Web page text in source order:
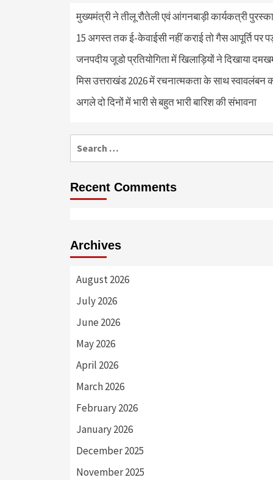
मुख्यमंत्री ने तीलू रौतेली एवं आंगनबाड़ी कार्यकत्री
15 अगस्त तक ई-केवाईसी नहीं कराई तो गैस आपूर्ति पर
जनपदीय जूडो प्रतियोगिता में खिलाड़ियों ने दिखाया
मिस उत्तराखंड 2026 में रचनात्मकता के साथ स्वावलंबन
अगले दो दिनों में भारी से बहुत भारी बारिश की संभावना
for:
Recent Comments
Archives
August 2026
July 2026
June 2026
May 2026
April 2026
March 2026
February 2026
January 2026
December 2025
November 2025